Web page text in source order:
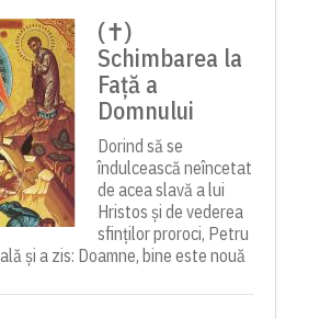
(✝)
Schimbarea la
Față a
Domnului
Dorind să se
îndulcească neîncetat
de acea slavă a lui
Hristos și de vederea
sfinților proroci, Petru
și a zis: Doamne, bine este nouă